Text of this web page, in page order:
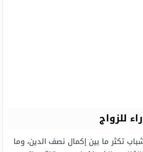
للزواج
تكثر ما بين إكمال نصف الدين، وما